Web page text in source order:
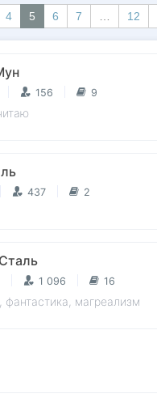
4 5 6 7 12
156 9
437 2
1 096 16
фантастика, магреализм